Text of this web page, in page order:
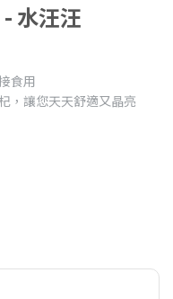
水汪汪
食用
，讓您天天舒適又晶亮